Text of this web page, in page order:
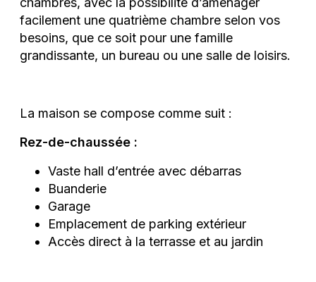
facilement une quatrième chambre selon vos
besoins, que ce soit pour une famille
grandissante, un bureau ou une salle de loisirs.
La maison se compose comme suit :
Rez-de-chaussée :
Vaste hall d’entrée avec débarras
Buanderie
Garage
Emplacement de parking extérieur
Accès direct à la terrasse et au jardin